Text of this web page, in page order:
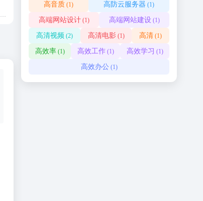
高音质 (1) 高防云服务器 (1)
高端网站设计(1) 高端网站建设(1)
高清视频 (2) 高清电影(1) 高清 (1)
高效率(1) 高效工作(1) 高效学习 (1)
高效办公 (1)